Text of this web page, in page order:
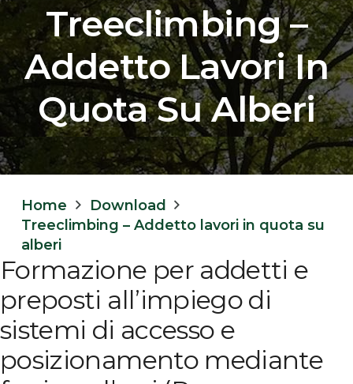
Treeclimbing –
Addetto Lavori In
Quota Su Alberi
Home
Download
Treeclimbing – Addetto lavori in quota su
alberi
Formazione per addetti e
preposti all’impiego di
sistemi di accesso e
posizionamento mediante